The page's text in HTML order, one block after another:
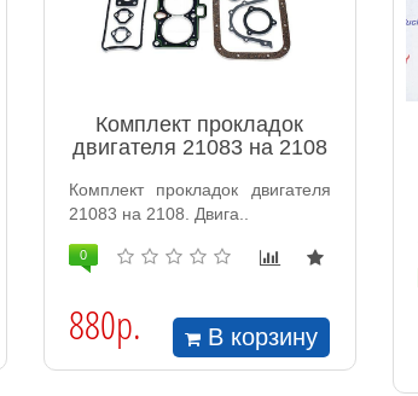
Комплект прокладок
двигателя 21083 на 2108
Комплект прокладок двигателя
21083 на 2108. Двига..
0
880р. В корзину